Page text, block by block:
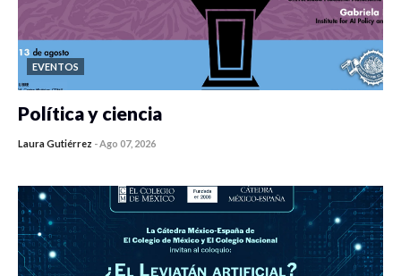
EVENTOS
Política y ciencia
Laura Gutiérrez -Ago 07, 2026